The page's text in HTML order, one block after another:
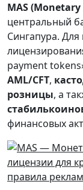
MAS
центральный
Сингапура. Для
payment
AML/CFT,
розницы, а
финансовых